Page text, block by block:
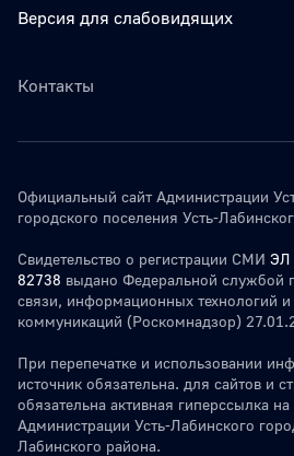
Версия для слабовидящих
Контакты
Официальный сайт Администрации
городского поселения Усть-
Свидетельство о регистрации СМИ ЭЛ
82738 выдано Федеральной службой
связи, информационных технологий
коммуникаций (Роскомнадзор)
При перепечатке и использовании
источник обязательна. для сайтов и
обязательна активная гиперссылка
Администрации Усть-Лабинского
Лабинского района.